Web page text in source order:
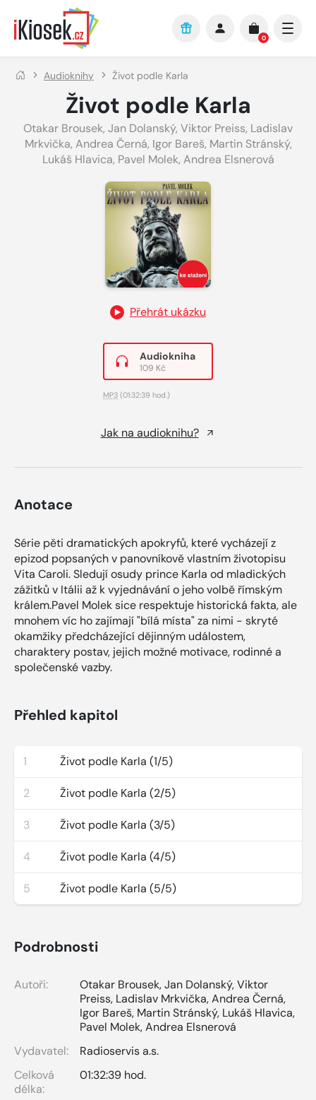
Přejít na hlavní obsah
0
Audioknihy Život podle Karla
Život podle Karla
Otakar Brousek, Jan Dolanský, Viktor Preiss, Ladislav
Mrkvička, Andrea Černá, Igor Bareš, Martin Stránský,
Lukáš Hlavica, Pavel Molek, Andrea Elsnerová
Přehrát ukázku
Audiokniha
109 Kč
MP3 (01:32:39 hod.)
Jak na audioknihu?
Anotace
Série pěti dramatických apokryfů, které vycházejí z
epizod popsaných v panovníkově vlastním životopisu
Vita Caroli. Sledují osudy prince Karla od mladických
zážitků v Itálii až k vyjednávání o jeho volbě římským
králem.Pavel Molek sice respektuje historická fakta, ale
mnohem víc ho zajímají "bílá místa" za nimi - skryté
okamžiky předcházející dějinným událostem,
charaktery postav, jejich možné motivace, rodinné a
společenské vazby.
Přehled kapitol
1 Život podle Karla (1/5)
2 Život podle Karla (2/5)
3 Život podle Karla (3/5)
4 Život podle Karla (4/5)
5 Život podle Karla (5/5)
Podrobnosti
Autoři: Otakar Brousek,Jan Dolanský,Viktor
Preiss, Ladislav Mrkvička,Andrea Černá,
Igor Bareš, Martin Stránský, Lukáš Hlavica,
Pavel Molek,Andrea Elsnerová
Vydavatel:
Radioservis a.s.
Celková
délka:
01:32:39 hod.